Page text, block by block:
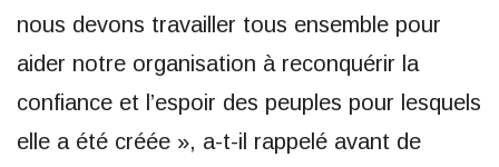
nous devons travailler tous ensemble pour
aider notre organisation à reconquérir la
confiance et l’espoir des peuples pour lesquels
elle a été créée », a-t-il rappelé avant de